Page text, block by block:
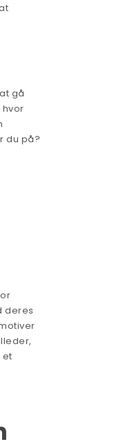
gå
du på?
deres
et